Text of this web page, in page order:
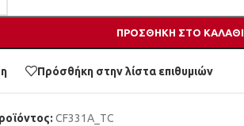
ΠΡΟΣΘΉΚΗ ΣΤΟ ΚΑΛΆΘΙ
Πρόσθήκη στην λίστα επιθυμιών
CF331A_TC